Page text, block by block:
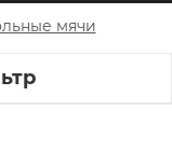
мячи